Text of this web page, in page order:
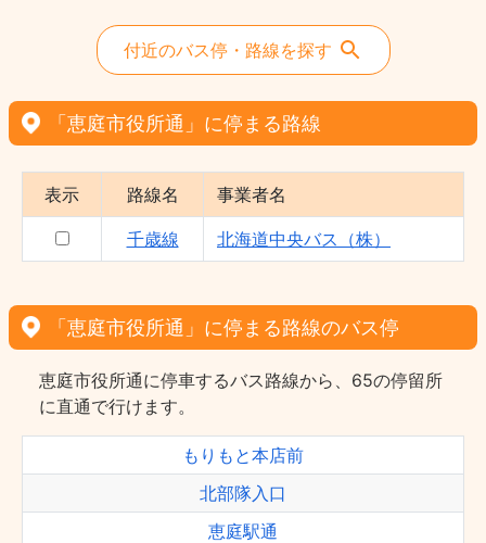
付近のバス停・路線を探す
「恵庭市役所通」に停まる路線
表示 路線名 事業者名
千歳線 北海道中央バス（株）
「恵庭市役所通」に停まる路線のバス停
恵庭市役所通に停車するバス路線から、65の停留所
に直通で行けます。
もりもと本店前
北部隊入口
恵庭駅通